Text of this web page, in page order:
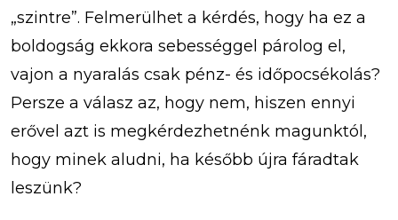
„szintre”. Felmerülhet a kérdés, hogy ha ez a
boldogság ekkora sebességgel párolog el,
vajon a nyaralás csak pénz- és időpocsékolás?
Persze a válasz az, hogy nem, hiszen ennyi
erővel azt is megkérdezhetnénk magunktól,
hogy minek aludni, ha később újra fáradtak
leszünk?